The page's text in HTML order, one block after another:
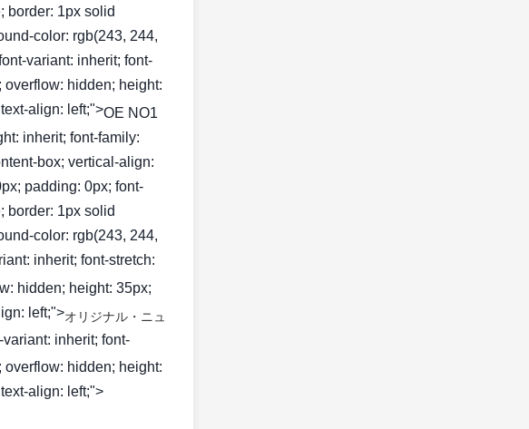
border: 1px solid
color: rgb(243, 244,
variant: inherit; font-
overflow: hidden; height:
align: left;">OE NO1
inherit; font-family:
box; vertical-align:
padding: 0px; font-
border: 1px solid
color: rgb(243, 244,
inherit; font-stretch:
hidden; height: 35px;
left;">オリジナル・ニュ
inherit; font-
overflow: hidden; height:
align: left;">